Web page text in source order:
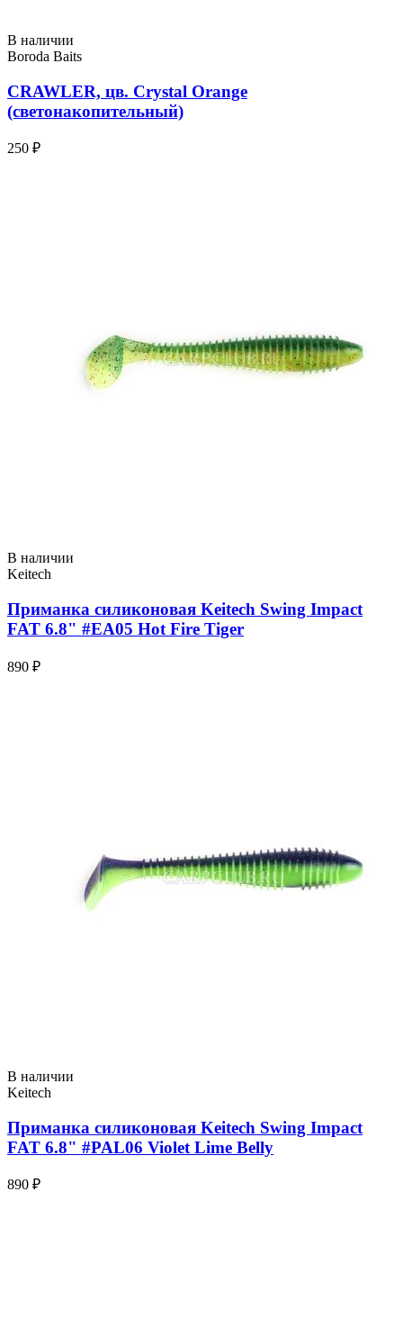
В наличии
Boroda Baits
CRAWLER, цв. Crystal Orange
(светонакопительный)
250 ₽
В наличии
Keitech
Приманка силиконовая Keitech Swing Impact
FAT 6.8" #EA05 Hot Fire Tiger
890 ₽
В наличии
Keitech
Приманка силиконовая Keitech Swing Impact
FAT 6.8" #PAL06 Violet Lime Belly
890 ₽